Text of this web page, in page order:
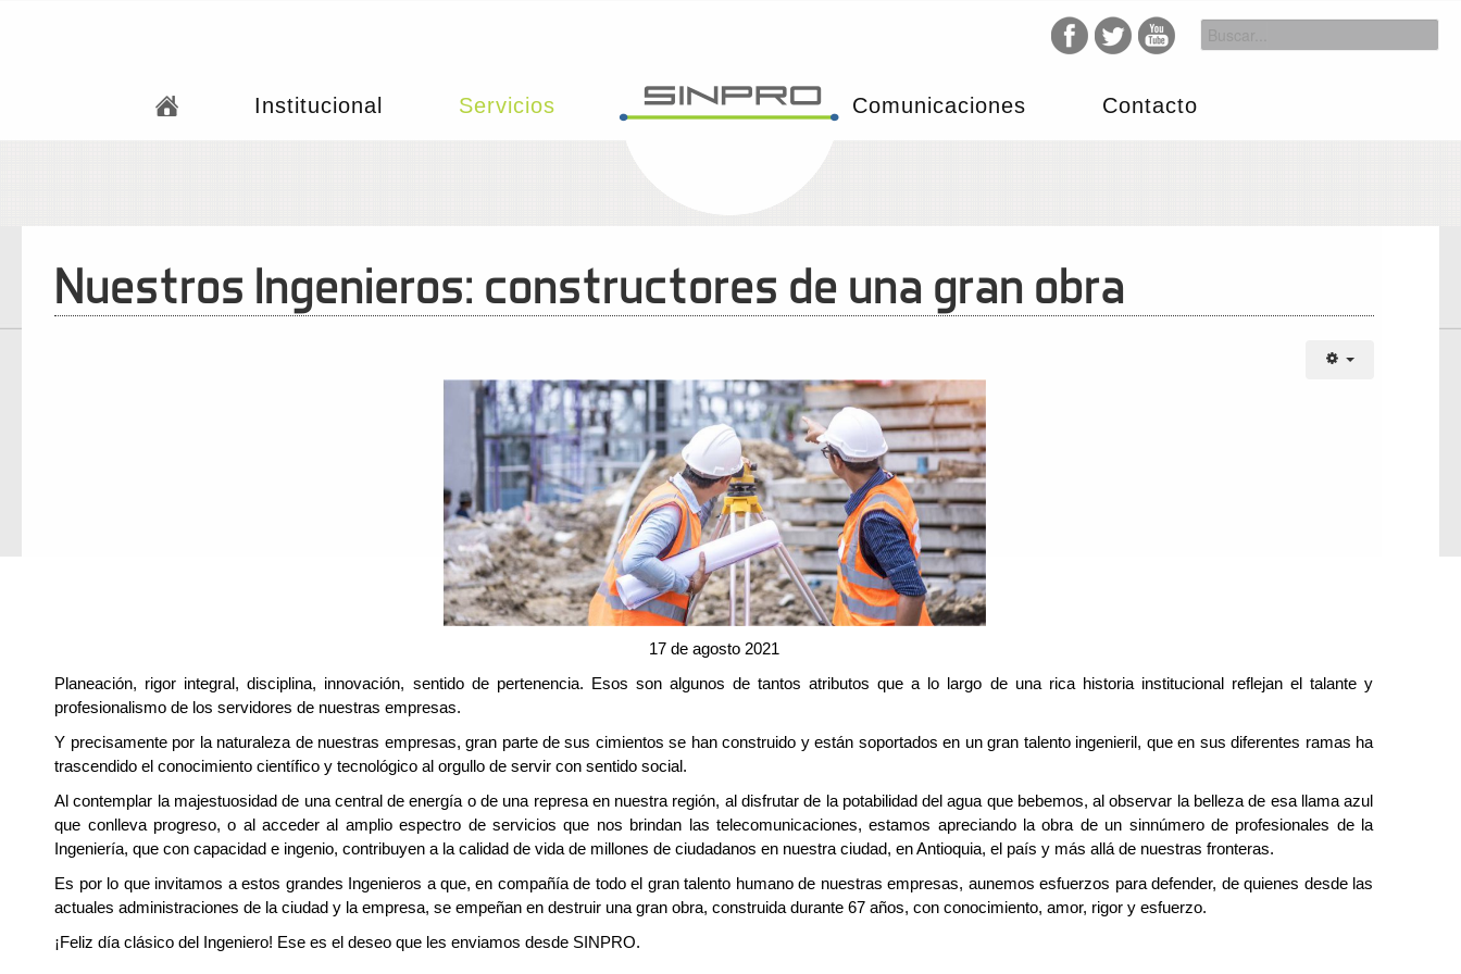
Institucional Servicios Comunicaciones Contacto
Nuestros Ingenieros: constructores de una gran obra
17 de agosto 2021
Planeación, rigor integral, disciplina, innovación, sentido de pertenencia. Esos son algunos de tantos atributos que a lo largo de una rica historia institucional reflejan el talante y
profesionalismo de los servidores de nuestras empresas.
Y precisamente por la naturaleza de nuestras empresas, gran parte de sus cimientos se han construido y están soportados en un gran talento ingenieril, que en sus diferentes ramas ha
trascendido el conocimiento científico y tecnológico al orgullo de servir con sentido social.
Al contemplar la majestuosidad de una central de energía o de una represa en nuestra región, al disfrutar de la potabilidad del agua que bebemos, al observar la belleza de esa llama azul
que conlleva progreso, o al acceder al amplio espectro de servicios que nos brindan las telecomunicaciones, estamos apreciando la obra de un sinnúmero de profesionales de la
Ingeniería, que con capacidad e ingenio, contribuyen a la calidad de vida de millones de ciudadanos en nuestra ciudad, en Antioquia, el país y más allá de nuestras fronteras.
Es por lo que invitamos a estos grandes Ingenieros a que, en compañía de todo el gran talento humano de nuestras empresas, aunemos esfuerzos para defender, de quienes desde las
actuales administraciones de la ciudad y la empresa, se empeñan en destruir una gran obra, construida durante 67 años, con conocimiento, amor, rigor y esfuerzo.
¡Feliz día clásico del Ingeniero! Ese es el deseo que les enviamos desde SINPRO.